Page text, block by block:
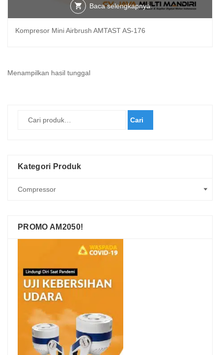
Baca selengkapnya
Kompresor Mini Airbrush AMTAST AS-176
Menampilkan hasil tunggal
Cari
Kategori Produk
PROMO AM2050!